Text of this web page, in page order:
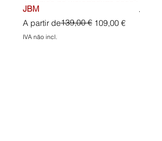
JBM
A partir de
Preço normal139,00 € 109,00 €
Preço promocional
IVA não incl.
Preço
45,00 €